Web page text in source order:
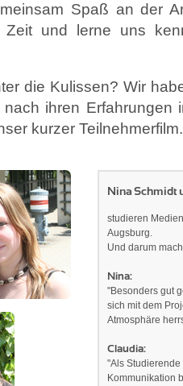
Spaß an der
Zeit und lerne uns
die Kulissen? Wir
ihren Erfahrungen
kurzer Teilnehmerfilm.
Nina Schmidt
studieren
Augsburg.
Und darum
Nina:
"Besonders gut
sich mit dem
Atmosphäre
Claudia:
"Als
Kommunikation